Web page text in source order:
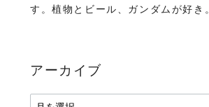
す。植物とビール、ガンダムが好き。
アーカイブ
ア